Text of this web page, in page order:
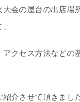
大会の屋台の出店場
アクセス方法などの
介させて頂きまし